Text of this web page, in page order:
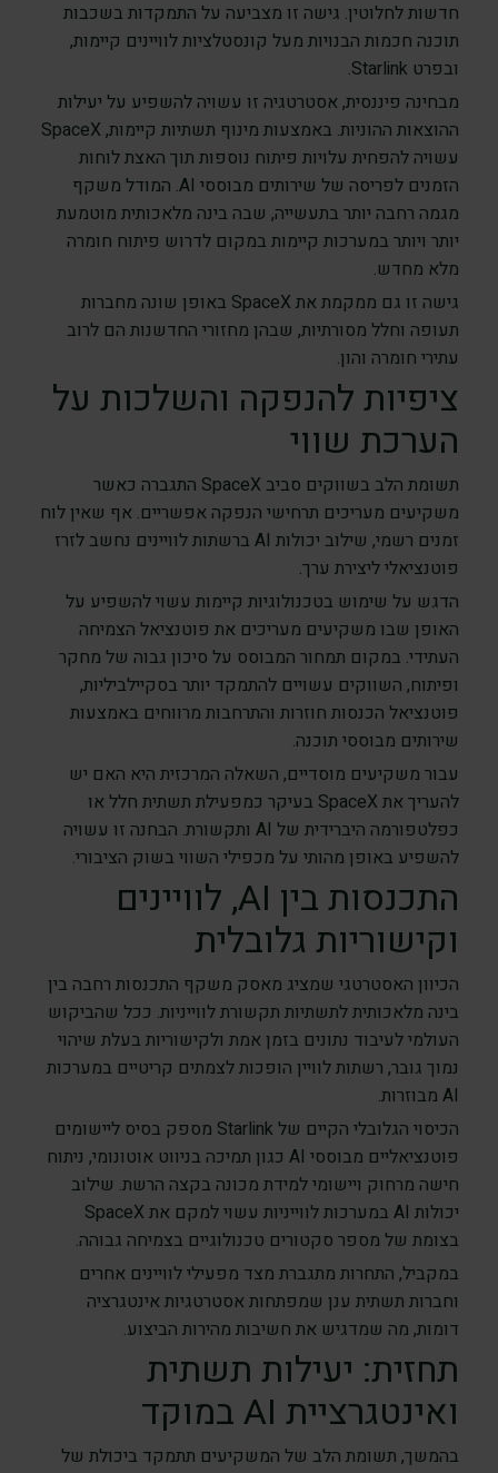
חדשות לחלוטין. גישה זו מצביעה על התמקדות בשכבות
תוכנה חכמות הבנויות מעל קונסטלציות לוויינים קיימות,
ובפרט Starlink.
מבחינה פיננסית, אסטרטגיה זו עשויה להשפיע על יעילות
ההוצאות ההוניות. באמצעות מינוף תשתיות קיימות, SpaceX
עשויה להפחית עלויות פיתוח נוספות תוך האצת לוחות
הזמנים לפריסה של שירותים מבוססי AI. המודל משקף
מגמה רחבה יותר בתעשייה, שבה בינה מלאכותית מוטמעת
יותר ויותר במערכות קיימות במקום לדרוש פיתוח חומרה
מלא מחדש.
גישה זו גם ממקמת את SpaceX באופן שונה מחברות
תעופה וחלל מסורתיות, שבהן מחזורי החדשנות הם לרוב
עתירי חומרה והון.
ציפיות להנפקה והשלכות על
הערכת שווי
תשומת הלב בשווקים סביב SpaceX התגברה כאשר
משקיעים מעריכים תרחישי הנפקה אפשריים. אף שאין לוח
זמנים רשמי, שילוב יכולות AI ברשתות לוויינים נחשב לזרז
פוטנציאלי ליצירת ערך.
הדגש על שימוש בטכנולוגיות קיימות עשוי להשפיע על
האופן שבו משקיעים מעריכים את פוטנציאל הצמיחה
העתידי. במקום תמחור המבוסס על סיכון גבוה של מחקר
ופיתוח, השווקים עשויים להתמקד יותר בסקיילביליות,
פוטנציאל הכנסות חוזרות והתרחבות מרווחים באמצעות
שירותים מבוססי תוכנה.
עבור משקיעים מוסדיים, השאלה המרכזית היא האם יש
להעריך את SpaceX בעיקר כמפעילת תשתית חלל או
כפלטפורמה היברידית של AI ותקשורת. הבחנה זו עשויה
להשפיע באופן מהותי על מכפילי השווי בשוק הציבורי.
התכנסות בין AI, לוויינים
וקישוריות גלובלית
הכיוון האסטרטגי שמציג מאסק משקף התכנסות רחבה בין
בינה מלאכותית לתשתיות תקשורת לווייניות. ככל שהביקוש
העולמי לעיבוד נתונים בזמן אמת ולקישוריות בעלת שיהוי
נמוך גובר, רשתות לוויין הופכות לצמתים קריטיים במערכות
AI מבוזרות.
הכיסוי הגלובלי הקיים של Starlink מספק בסיס ליישומים
פוטנציאליים מבוססי AI כגון תמיכה בניווט אוטונומי, ניתוח
חישה מרחוק ויישומי למידת מכונה בקצה הרשת. שילוב
יכולות AI במערכות לווייניות עשוי למקם את SpaceX
בצומת של מספר סקטורים טכנולוגיים בצמיחה גבוהה.
במקביל, התחרות מתגברת מצד מפעילי לוויינים אחרים
וחברות תשתית ענן שמפתחות אסטרטגיות אינטגרציה
דומות, מה שמדגיש את חשיבות מהירות הביצוע.
תחזית: יעילות תשתית
ואינטגרציית AI במוקד
בהמשך, תשומת הלב של המשקיעים תתמקד ביכולת של